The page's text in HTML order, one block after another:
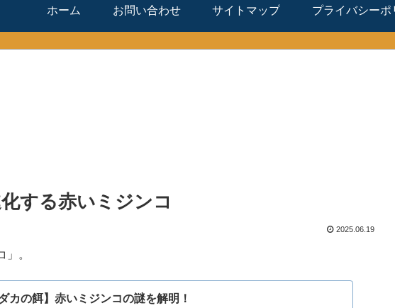
ホーム お問い合わせ サイトマップ プライバシーポ
する赤いミジンコ
2025.06.19
。
ダカの餌】赤いミジンコの謎を解明！